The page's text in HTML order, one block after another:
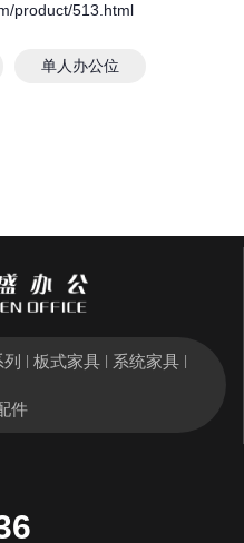
product/513.html
单人办公位
板式家具 系统家具
件